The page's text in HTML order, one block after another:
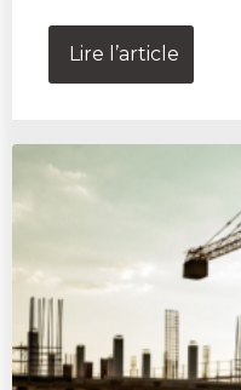
Lire l’article